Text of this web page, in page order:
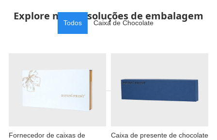
Explore nossas soluções de embalagem
Todos Caixa de Chocolate
Fornecedor de caixas de
Caixa de presente de chocolate